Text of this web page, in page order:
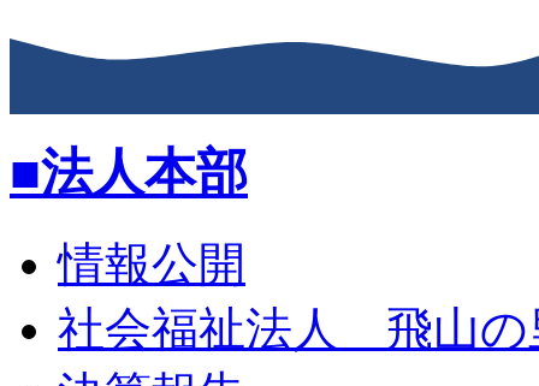
■法人本部
情報公開
社会福祉法人 飛山の